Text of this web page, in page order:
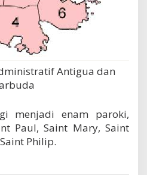
Antigua dan
menjadi enam paroki,
Paul, Saint Mary, Saint
Philip.